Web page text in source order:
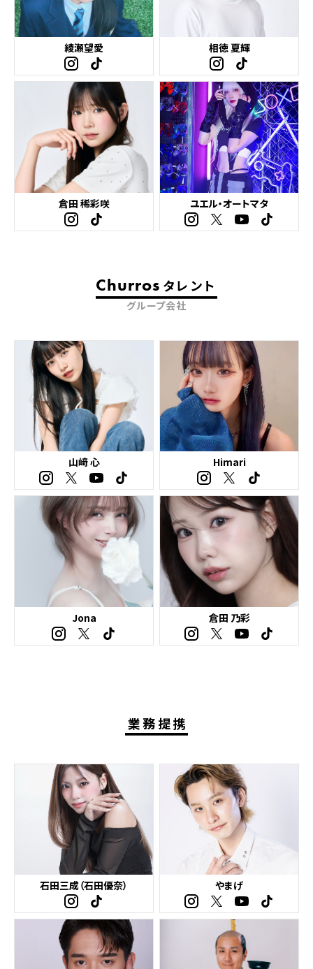
綾瀬望愛 相徳 夏輝
倉田 稀彩咲 ユエル・オートマタ
Churros タレント
グループ会社
山﨑 心 Himari
Jona 倉田 乃彩
業務提携
石田三成（石田優奈） やまげ